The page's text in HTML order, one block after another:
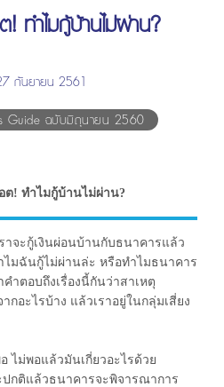
! ทำไมกู้บ้านไม่ผ่าน?
กันยายน 2561
Guide ฉบับมิถุนายน 2560
ต! ทำไมกู้บ้านไม่ผ่าน?
าจะกู้เงินผ่อนบ้านกับธนาคารแล้ว
ไมฉันกู้ไม่ผ่านล่ะ หรือทำไมธนาคาร
ำตอบถึงเรื่องนี้กันว่าสาเหตุ
กอะไรบ้าง แล้วเราอยู่ในกลุ่มเสี่ยง
ไม่พอแล้วมันเกี่ยวอะไรด้วย
ปกติแล้วธนาคารจะพิจารณาการ